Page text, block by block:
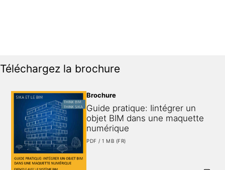
Téléchargez la brochure
Brochure
Guide pratique: Iintégrer un
objet BIM dans une maquette
numérique
PDF / 1 MB (FR)